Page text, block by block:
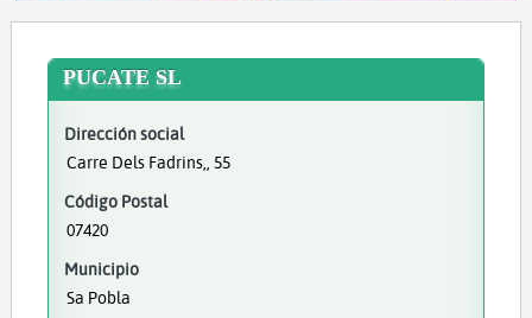
PUCATE SL
Dirección social
Carre Dels Fadrins,, 55
Código Postal
07420
Municipio
Sa Pobla